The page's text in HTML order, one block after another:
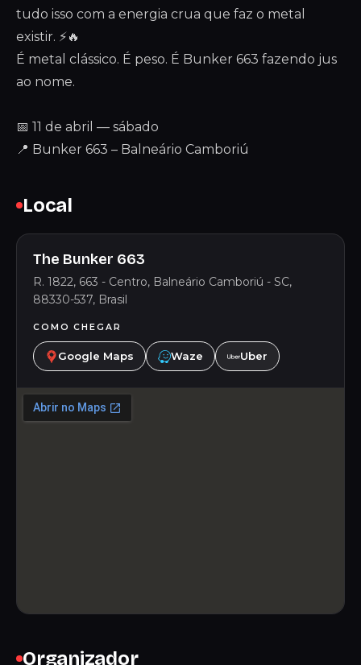
tudo isso com a energia crua que faz o metal
existir. ⚡🔥
É metal clássico. É peso. É Bunker 663 fazendo jus
ao nome.
📅 11 de abril — sábado
📍 Bunker 663 – Balneário Camboriú
Local
The Bunker 663
R. 1822, 663 - Centro, Balneário Camboriú - SC,
88330-537, Brasil
COMO CHEGAR
Google Maps Waze Uber
Organizador